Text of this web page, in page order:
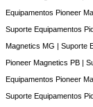
Equipamentos Pioneer
Suporte Equipamentos
Magnetics MG | Suporte
Pioneer Magnetics PB |
Equipamentos Pioneer
Suporte Equipamentos